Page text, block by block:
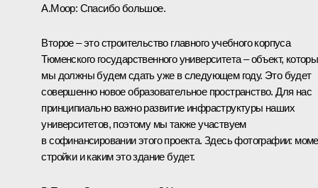
А.Моор: Спасибо большое.
Второе – это строительство главного учебного корпуса
Тюменского государственного университета – объект,
мы должны будем сдать уже в следующем году. Это будет
совершенно новое образовательное пространство. Для нас
принципиально важно развитие инфраструктуры наших
университетов, поэтому мы также участвуем
в софинансировании этого проекта. Здесь фотографии:
стройки и каким это здание будет.